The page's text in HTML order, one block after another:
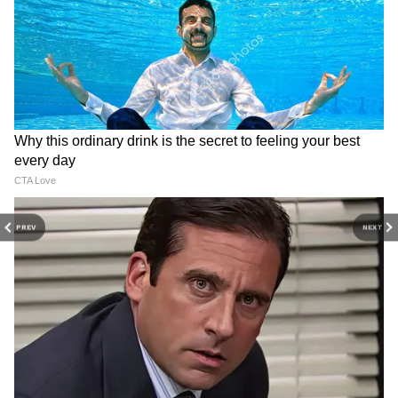
PREV NEXT
Related Articles
West Bengal CM announcement: পশ্চিমবঙ্গের
পরবর্তী মুখ্যমন্ত্রী কে? বড় ইঙ্গিত দিলেন সৌমিত্র খাঁ
MLA Minister Salary: নতুন সরকারে মন্ত্রী-
DOWNLOAD APP
RECOMMENDED STORIES